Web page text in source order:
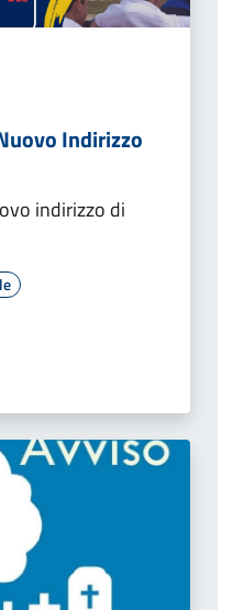
Indirizzo
indirizzo di